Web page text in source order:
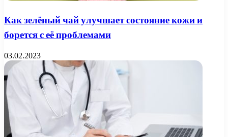
Как зелёный чай улучшает состояние кожи и
борется с её проблемами
03.02.2023